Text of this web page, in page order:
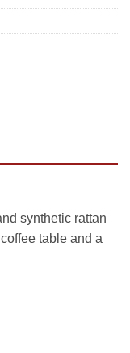
synthetic rattan
table and a